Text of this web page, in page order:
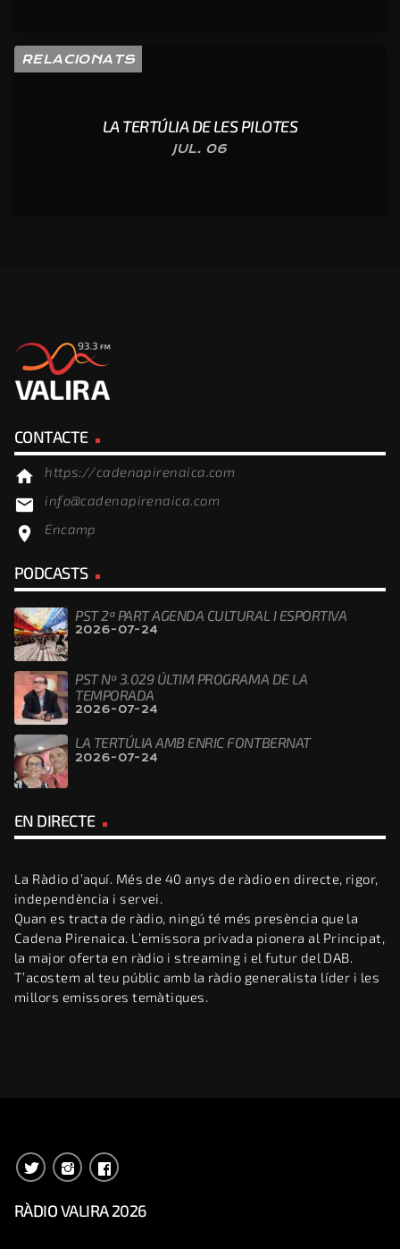
RELACIONATS
LA TERTÚLIA DE LES PILOTES
JUL. 06
CONTACTE
home https://cadenapirenaica.com
email info@cadenapirenaica.com
location_on Encamp
PODCASTS
PST 2ª PART AGENDA CULTURAL I ESPORTIVA
2026-07-24
PST Nº 3.029 ÚLTIM PROGRAMA DE LA
TEMPORADA
2026-07-24
LA TERTÚLIA AMB ENRIC FONTBERNAT
2026-07-24
EN DIRECTE
La Ràdio d’aquí. Més de 40 anys de ràdio en directe, rigor,
independència i servei.
Quan es tracta de ràdio, ningú té més presència que la
Cadena Pirenaica. L’emissora privada pionera al Principat,
la major oferta en ràdio i streaming i el futur del DAB.
T’acostem al teu públic amb la ràdio generalista líder i les
millors emissores temàtiques.
RÀDIO VALIRA 2026